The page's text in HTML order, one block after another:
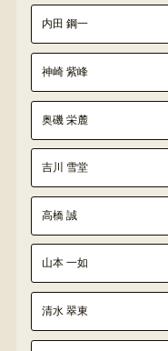
内田 鋼一
神崎 紫峰
奥磯 栄麓
吉川 雪堂
高橋 誠
山本 一如
清水 翠東